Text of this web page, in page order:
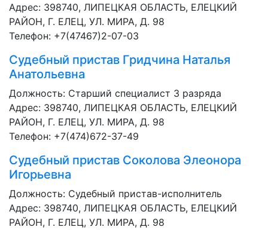
Адрес: 398740, ЛИПЕЦКАЯ ОБЛАСТЬ, ЕЛЕЦКИЙ
РАЙОН, Г. ЕЛЕЦ, УЛ. МИРА, Д. 98
Телефон: +7(47467)2-07-03
Судебный пристав Гридчина Наталья
Анатольевна
Должность: Старший специалист 3 разряда
Адрес: 398740, ЛИПЕЦКАЯ ОБЛАСТЬ, ЕЛЕЦКИЙ
РАЙОН, Г. ЕЛЕЦ, УЛ. МИРА, Д. 98
Телефон: +7(474)672-37-49
Судебный пристав Соколова Элеонора
Игорьевна
Должность: Судебный пристав-исполнитель
Адрес: 398740, ЛИПЕЦКАЯ ОБЛАСТЬ, ЕЛЕЦКИЙ
РАЙОН, Г. ЕЛЕЦ, УЛ. МИРА, Д. 98